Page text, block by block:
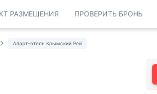
ПРОВЕРИТЬ БРОНЬ
РАЗМЕЩЕНИЯ
Апарт-отель Крымский Рей